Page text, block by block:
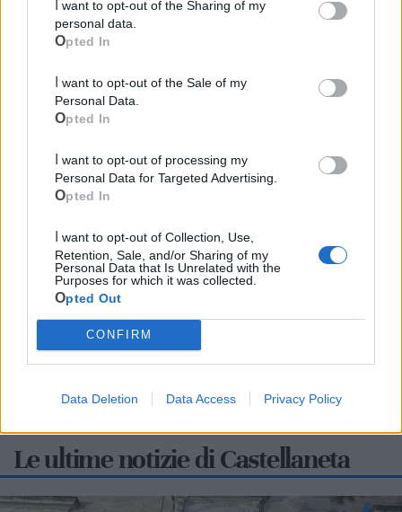
personal data.
Opted In
Personal Data.
Opted In
Personal Data for Targeted Advertising.
Opted In
Retention, Sale, and/or Sharing of my
Personal Data that Is Unrelated with the
Purposes for which it was collected.
Opted Out
CONFIRM
Data Deletion Data Access Privacy Policy
Mondo CIA
Cia Agricoltori Italiani | Puglia - Area Due
Scopri tutte le notizie, gli eventi e la Web TV di Cia Puglia - Area
Due Mari
Le ultime notizie di Castellaneta